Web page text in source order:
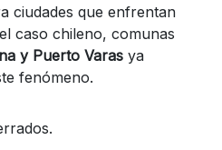
ciudades que enfrentan
caso chileno, comunas
y Puerto Varas ya
fenómeno.